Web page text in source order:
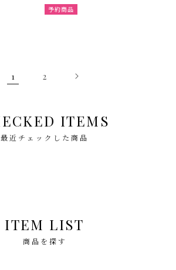
常
予約商品
1 2
ITEMS
最近チェックした商品
ITEM LIST
商品を探す